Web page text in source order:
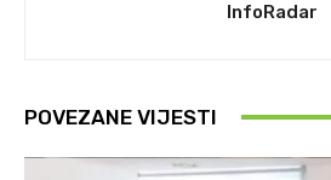
InfoRadar
POVEZANE VIJESTI